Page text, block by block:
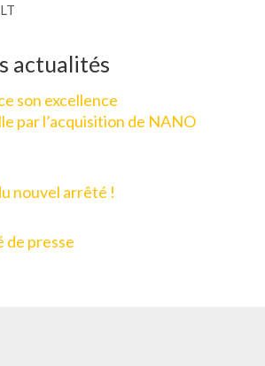
actualités
son excellence
par l’acquisition de NANO
nouvel arrêté !
de presse